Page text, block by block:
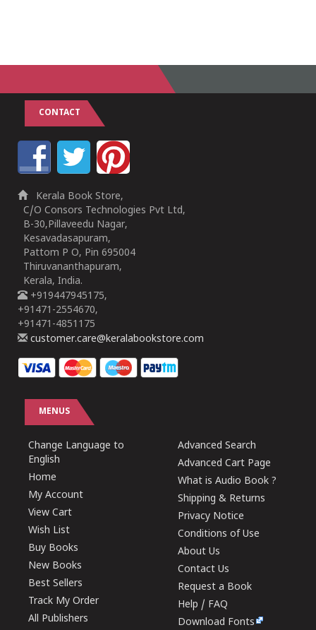
CONTACT
Kerala Book Store,
C/O Consors Technologies Pvt Ltd,
B-30,Pillaveedu Nagar,
Kesavadasapuram,
Pattom P O, Pin 695004
Thiruvananthapuram,
Kerala, India.
+919447945175,
+91471-2554670,
+91471-4851175
customer.care@keralabookstore.com
MENUS
Change Language to
English
Home
My Account
View Cart
Wish List
Buy Books
New Books
Best Sellers
Track My Order
All Publishers
Advanced Search
Advanced Cart Page
What is Audio Book ?
Shipping & Returns
Privacy Notice
Conditions of Use
About Us
Contact Us
Request a Book
Help / FAQ
Download Fonts